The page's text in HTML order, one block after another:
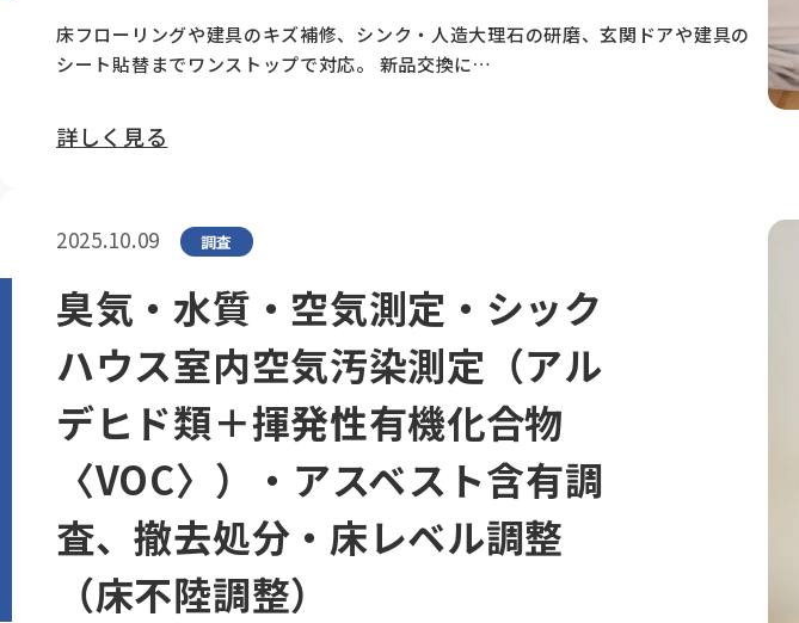
床フローリングや建具のキズ補修、シンク・人造大理石の研磨、玄関ドアや建具の
シート貼替までワンストップで対応。 新品交換に…
詳しく見る
2025.10.09 調査
臭気・水質・空気測定・シック
ハウス室内空気汚染測定（アル
デヒド類＋揮発性有機化合物
〈VOC〉）・アスベスト含有調
査、撤去処分・床レベル調整
（床不陸調整）